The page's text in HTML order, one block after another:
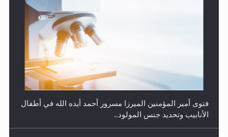
فتوى أمير المؤمنين الميرزا مسرور أحمد أيده الله في أطفال
الأنابيب وتحديد جنس المولود..